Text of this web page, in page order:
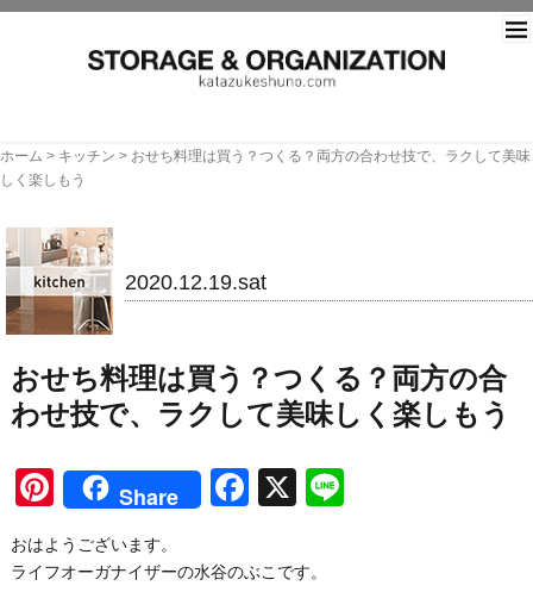
ホーム > キッチン > おせち料理は買う？つくる？両方の合わせ技で、ラクして美味
しく楽しもう
2020.12.19.sat
おせち料理は買う？つくる？両方の合
わせ技で、ラクして美味しく楽しもう
Pinterest
Share Facebook
X
おはようございます。
ライフオーガナイザーの水谷のぶこです。